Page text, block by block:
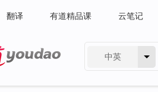
翻译 有道精品课 云笔记
中英